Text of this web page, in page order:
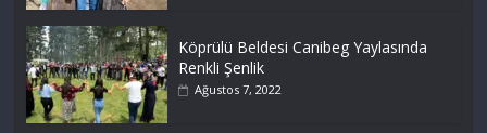
Köprülü Beldesi Canibeg Yaylasında
Renkli Şenlik
Ağustos 7, 2022